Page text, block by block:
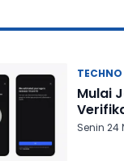
TECHNO
Mulai
Senin 24